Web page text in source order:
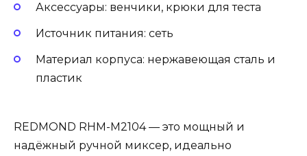
Аксессуары: венчики, крюки для теста
Источник питания: сеть
Материал корпуса: нержавеющая сталь и
пластик
REDMOND RHM-M2104 — это мощный и
надёжный ручной миксер, идеально